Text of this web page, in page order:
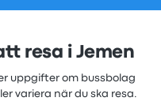
resa i Jemen
uppgifter om bussbolag
variera när du ska resa.